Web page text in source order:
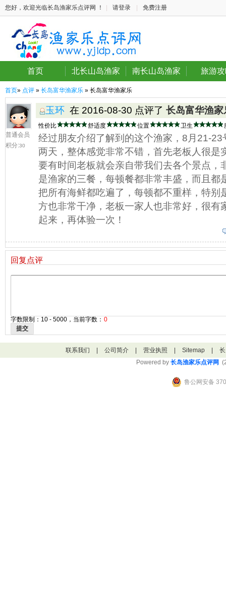
您好，欢迎光临长岛渔家乐点评网 ！ 请登录 免费注册
首页 北长山岛渔家 南长山岛渔家 旅游
首页» 点评 » 长岛富华渔家乐 » 长岛富华渔家乐
普通会员
积分:30
玉环 在 2016-08-30 点评了 长岛富华渔家
性价比 舒适度 位置 卫生
经过朋友介绍了解到的这个渔家，8月21-
两天，整体感觉非常不错，首先老板人很是
要有时间老板就会亲自带我们去各个景点，
是渔家的三餐，每顿餐都非常丰盛，而且都
把所有海鲜都吃遍了，每顿都不重样，特别
方也非常干净，老板一家人也非常好，很有
起来，再体验一次！
回复点评
字数限制：10 - 5000，当前字数： 0
提交
联系我们 公司简介 营业执照 Sitemap
Powered by 长岛渔家乐点评网
鲁公网安备